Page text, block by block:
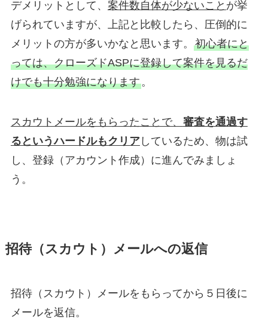
デメリットとして、 案件数自体が少ないこと が挙
げられていますが、上記と比較したら、圧倒的に
メリットの方が多いかなと思います。 初心者にと
っては、クローズドASPに登録して案件を見るだ
けでも十分勉強になります。
スカウトメールをもらったことで、 審査を通過す
るというハードルもクリアしているため、物は試
し、登録（アカウント作成）に進んでみましょ
う。
招待（スカウト）メールへの返信
招待（スカウト）メールをもらってから５日後に
メールを返信。